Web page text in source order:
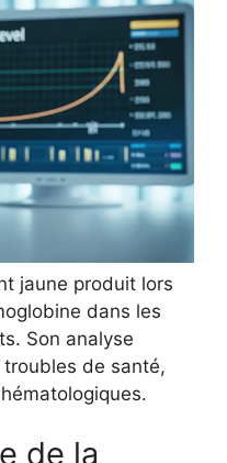
jaune produit lors
dans les
Son analyse
de santé,
de la